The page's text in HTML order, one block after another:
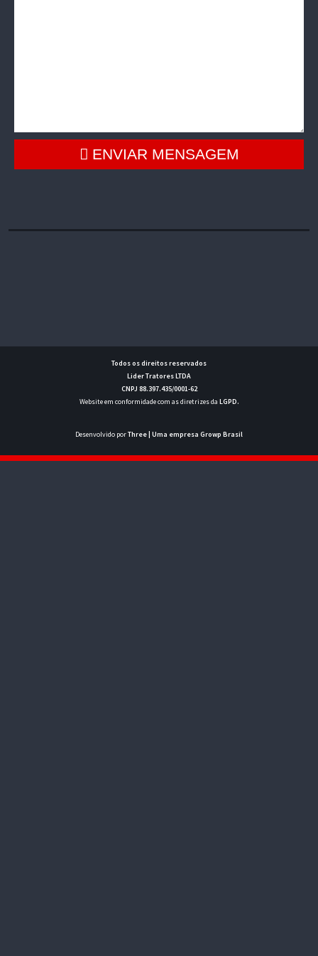
ENVIAR MENSAGEM
Todos os direitos reservados
Lider Tratores LTDA
CNPJ 88.397.435/0001-62
Website em conformidade com as diretrizes da LGPD.
Desenvolvido porThree| Uma empresa Growp Brasil